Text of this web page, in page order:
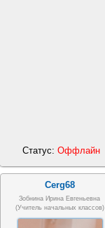
Статус:Оффлайн
Cerg68
Зобнина Ирина Евгеньевна
(учитель начальных классов)